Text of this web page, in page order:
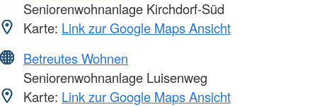
Seniorenwohnanlage Kirchdorf-Süd
Karte: Link zur Google Maps Ansicht
Betreutes Wohnen
Seniorenwohnanlage Luisenweg
Karte: Link zur Google Maps Ansicht